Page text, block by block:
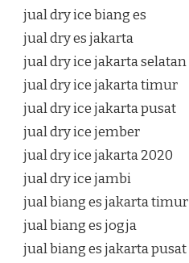
jual dry ice biang es
jual dry es jakarta
jual dry ice jakarta selatan
jual dry ice jakarta timur
jual dry ice jakarta pusat
jual dry ice jember
jual dry ice jakarta 2020
jual dry ice jambi
jual biang es jakarta timur
jual biang es jogja
jual biang es jakarta pusat